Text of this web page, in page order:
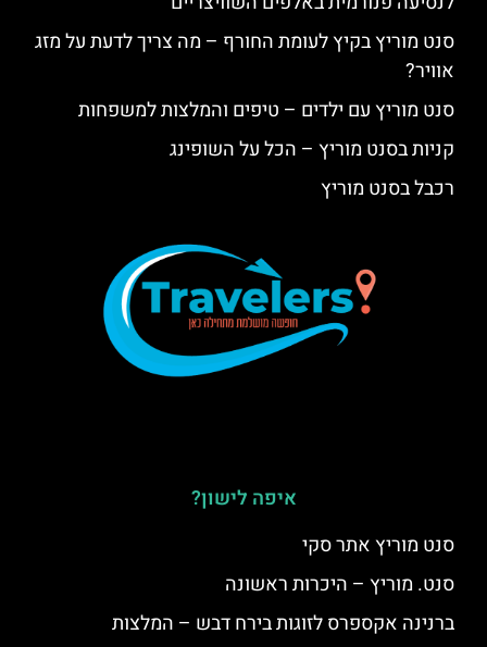
סנט מוריץ בקיץ לעומת החורף – מה צריך לדעת על מזג
אוויר?
סנט מוריץ עם ילדים – טיפים והמלצות למשפחות
קניות בסנט מוריץ – הכל על השופינג
רכבל בסנט מוריץ
איפה לישון?
סנט מוריץ אתר סקי
סנט. מוריץ – היכרות ראשונה
ברנינה אקספרס לזוגות בירח דבש – המלצות